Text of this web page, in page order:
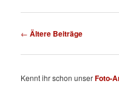
Beitragsnavigation
← Ältere Beiträge
Kennt ihr schon unserFoto-